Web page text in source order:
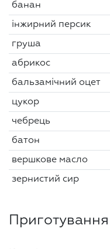
банан
інжирний персик
груша
абрикос
бальзамічний оцет
цукор
чебрець
батон
вершкове масло
зернистий сир
Приготування